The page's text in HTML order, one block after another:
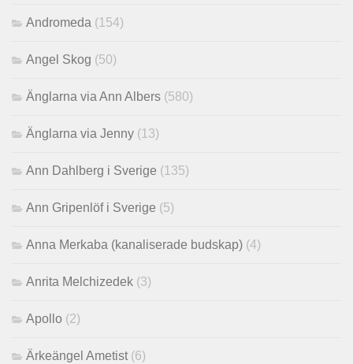
Andromeda (154)
Angel Skog (50)
Änglarna via Ann Albers (580)
Änglarna via Jenny (13)
Ann Dahlberg i Sverige (135)
Ann Gripenlöf i Sverige (5)
Anna Merkaba (kanaliserade budskap) (4)
Anrita Melchizedek (3)
Apollo (2)
Ärkeängel Ametist (6)